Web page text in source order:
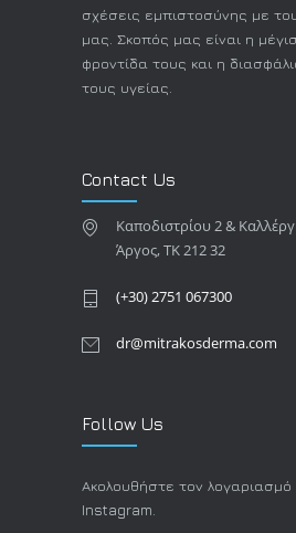
σχέσεις εμπιστοσύνης με
μας. Σκοπός μας είναι η
φροντίδα τους και η
τους υγείας.
Contact Us
Καποδιστρίου 2 &
Άργος, TK 212 32
(+30) 2751 067300
dr@mitrakosderma.com
Follow Us
Ακολουθήστε τον
Instagram.